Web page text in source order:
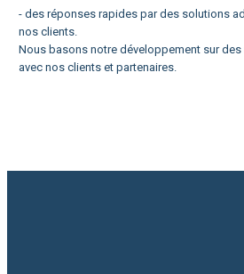
- des réponses rapides par des solutions
nos clients.
Nous basons notre développement sur
avec nos clients et partenaires.